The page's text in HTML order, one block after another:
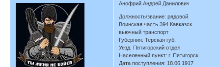
Анофрий Андрей Данилович
Должность/звание: рядовой
Воинская часть 394 Кавказск.
вьючный транспорт
Губерния: Терская губ.
Уезд: Пятигорский отдел
Населенный пункт: г. Пятигорск
Дата поступления: 18.06.1917